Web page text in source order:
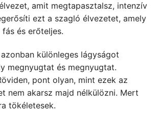
amit megtapasztalsz, intenzív
ezt a szagló élvezetet, amely
és erőteljes.
különleges lágyságot
megnyugtat és megnyugtat.
pont olyan, mint ezek az
nem akarsz majd nélkülözni. Mert
tökéletesek.